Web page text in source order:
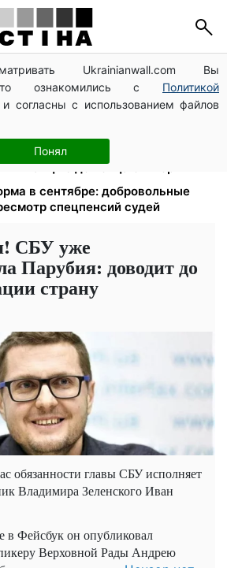
Ukrainianwall.com Вы
что ознакомились с Политикой
и согласны с использованием файлов
Понял
перекроют 7-10 августа:
планировать объезд
украинцы за коммуналку:
в реестре должников
Netflix и YouTube: Ощадбанк и
акцию до конца октября
в сентябре: добровольные
спецпенсий судей
СБУ уже
Парубия: доводит до
страну
обязанности главы СБУ исполняет
Владимира Зеленского Иван
в Фейсбук он опубликовал
Верховной Рады Андрею